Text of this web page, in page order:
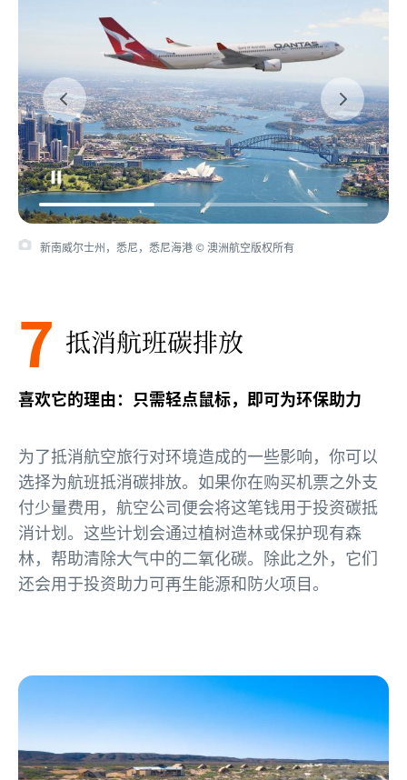
新南威尔士州，悉尼，悉尼海港 © 澳洲航空版权所有
7 抵消航班碳排放
喜欢它的理由：只需轻点鼠标，即可为环保助力
为了抵消航空旅行对环境造成的一些影响，你可以
选择为航班抵消碳排放。如果你在购买机票之外支
付少量费用，航空公司便会将这笔钱用于投资碳抵
消计划。这些计划会通过植树造林或保护现有森
林，帮助清除大气中的二氧化碳。除此之外，它们
还会用于投资助力可再生能源和防火项目。